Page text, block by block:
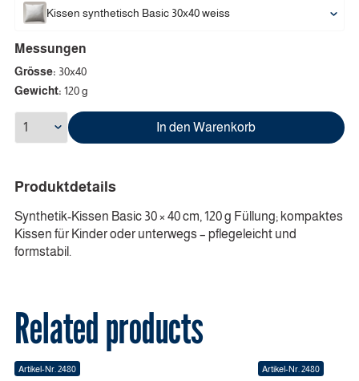
Kissen synthetisch Basic 30x40 weiss
Messungen
Grösse: 30x40
Gewicht: 120 g
In den Warenkorb
Produktdetails
Synthetik-Kissen Basic 30 × 40 cm, 120 g Füllung; kompaktes
Kissen für Kinder oder unterwegs – pflegeleicht und
formstabil.
Related products
Artikel-Nr. 2480 Artikel-Nr. 2480